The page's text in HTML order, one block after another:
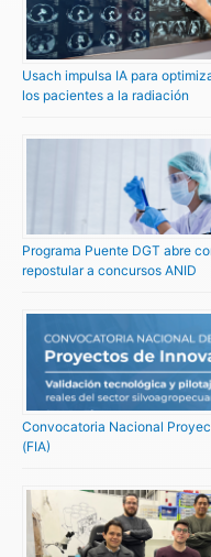
Usach impulsa IA para
los pacientes a la radiación
Programa Puente DGT abre
repostular a concursos ANID
Convocatoria Nacional
(FIA)